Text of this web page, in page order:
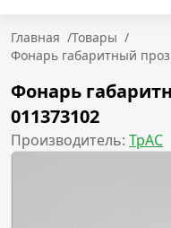
Главная /Товары /
Фонарь габаритный
Фонарь
011373102
Производитель: ТрАС